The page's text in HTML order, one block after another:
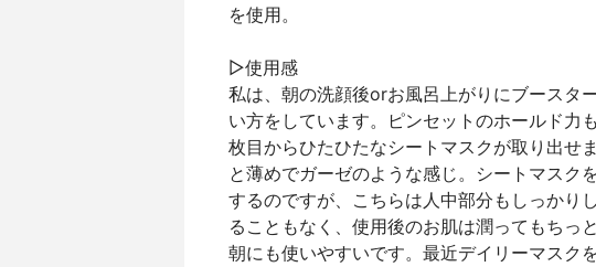
を使用。
▷使用感
私は、朝の洗顔後orお風呂上がりにブースタ
い方をしています。ピンセットのホールド力
枚目からひたひたなシートマスクが取り出せ
と薄めでガーゼのような感じ。シートマスク
するのですが、こちらは人中部分もしっかり
ることもなく、使用後のお肌は潤ってもちっ
朝にも使いやすいです。最近デイリーマスク